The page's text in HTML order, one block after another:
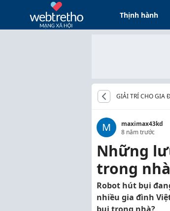
Thịnh hành
GIẢI TRÍ CHO GIA
M
maximax43kd
8 năm trước
Những
trong nhà
Robot hút bụi
nhiều gia đình